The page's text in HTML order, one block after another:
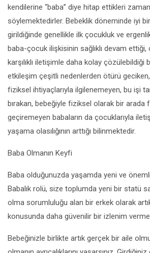
kendilerine “baba” diye hitap ettikleri
söylemektedirler. Bebeklik döneminde iyi
girildiğinde genellikle ilk çocukluk ve
baba-çocuk ilişkisinin sağlıklı devam ettiği,
karşılıklı iletişimle daha kolay çözülebildiği
etkileşim çeşitli nedenlerden ötürü geciken,
fiziksel ihtiyaçlarıyla ilgilenemeyen, bu işi
bırakan, bebeğiyle fiziksel olarak bir arada
geçiremeyen babaların da çocuklarıyla
yaşama olasılığının arttığı bilinmektedir.
Baba Olmanın Keyfi
Baba olduğunuzda yaşamda yeni ve önemli
Babalık rolü, size toplumda yeni bir statü
olma sorumluluğu alan bir erkek olarak
konusunda daha güvenilir bir izlenim
Bebeğinizle birlikte artık gerçek bir aile